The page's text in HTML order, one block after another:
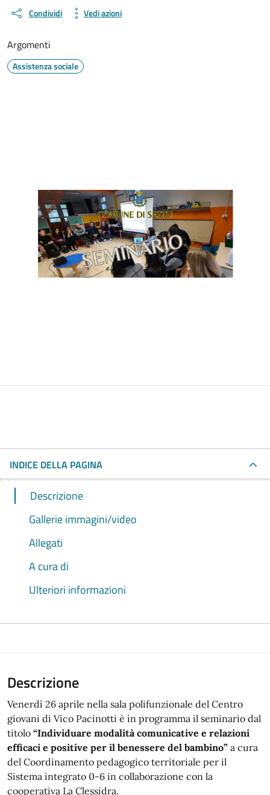
Condividi Vedi azioni
Argomenti
Assistenza sociale
INDICE DELLA PAGINA
Descrizione
Gallerie immagini/video
Allegati
A cura di
Ulteriori informazioni
Descrizione
Venerdì 26 aprile nella sala polifunzionale del Centro
giovani di Vico Pacinotti è in programma il seminario dal
titolo “Individuare modalità comunicative e relazioni
efficaci e positive per il benessere del bambino” a cura
del Coordinamento pedagogico territoriale per il
Sistema integrato 0-6 in collaborazione con la
cooperativa La Clessidra.